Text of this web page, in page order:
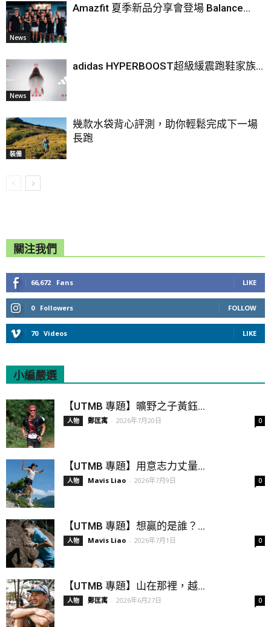
News
Amazfit 夏季新品分享會登場 Balance...
News
adidas HYPERBOOST超級緩震跑鞋家族...
裝備
幾款水袋背心評測，助你輕鬆完成下一場
長跑
關注我們
66,672 Fans LIKE
0 Followers FOLLOW
70 Videos LIKE
小編嚴選
【UTMB 專題】曠野之子黃鈺...
人物 鄭匡寓 - 2026年7月20日 0
【UTMB 專題】用意志力丈量...
人物 Mavis Liao - 2026年7月9日 0
【UTMB 專題】想贏的是誰？...
人物 Mavis Liao - 2026年7月1日 0
【UTMB 專題】山在那裡，越...
人物 鄭匡寓 - 2026年6月27日 0